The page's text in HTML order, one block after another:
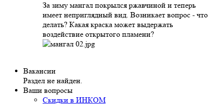
За зиму мангал покрылся ржавчиной и теперь
имеет неприглядный вид. Возникает вопрос - что
делать? Какая краска может выдержать
воздействие открытого пламени?
Вакансии
Раздел не найден.
Ваши вопросы
Скидки в ИНКОМ